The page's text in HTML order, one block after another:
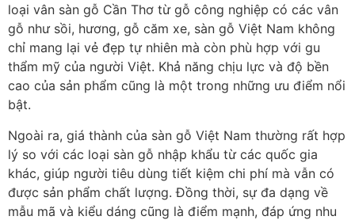
loại vân sàn gỗ Cần Thơ từ gỗ công nghiệp có các vân
gỗ như sồi, hương, gỗ căm xe, sàn gỗ Việt Nam không
chỉ mang lại vẻ đẹp tự nhiên mà còn phù hợp với gu
thẩm mỹ của người Việt. Khả năng chịu lực và độ bền
cao của sản phẩm cũng là một trong những ưu điểm nổi
bật.
Ngoài ra, giá thành của sàn gỗ Việt Nam thường rất hợp
lý so với các loại sàn gỗ nhập khẩu từ các quốc gia
khác, giúp người tiêu dùng tiết kiệm chi phí mà vẫn có
được sản phẩm chất lượng. Đồng thời, sự đa dạng về
mẫu mã và kiểu dáng cũng là điểm mạnh, đáp ứng nhu